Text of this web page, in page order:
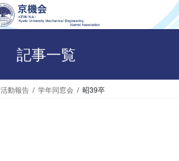
記事一覧
活動報告 学年同窓会 昭39卒